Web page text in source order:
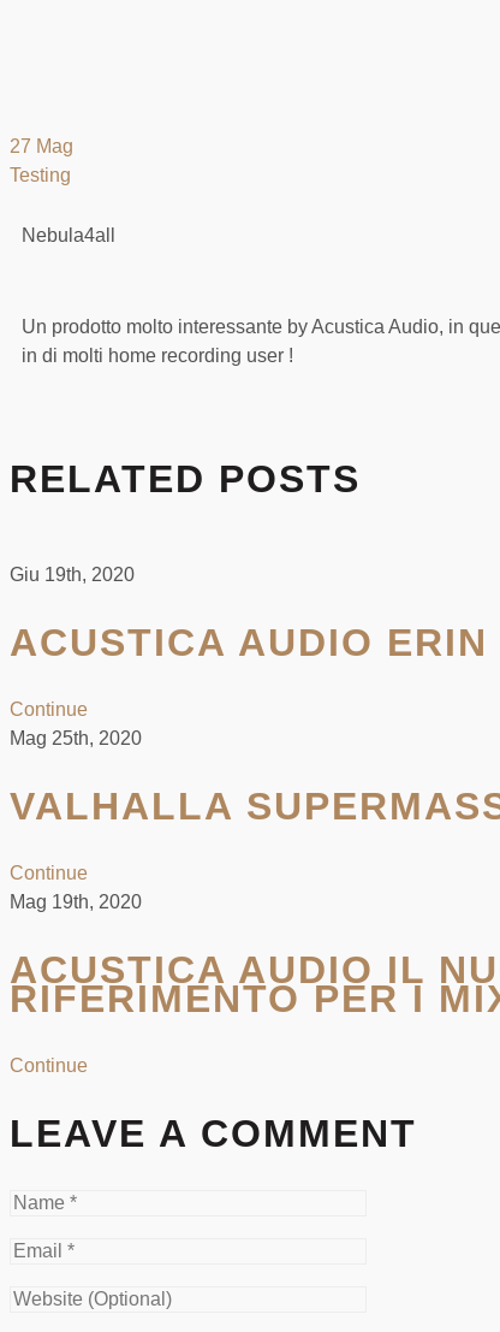
27 Mag
Testing
Nebula4all
Un prodotto molto interessante by Acustica Audio, in
in di molti home recording user !
RELATED POSTS
Giu 19th, 2020
ACUSTICA AUDIO ERIN
Continue
Mag 25th, 2020
VALHALLA
Continue
Mag 19th, 2020
ACUSTICA AUDIO IL
RIFERIMENTO PER I
Continue
LEAVE A COMMENT